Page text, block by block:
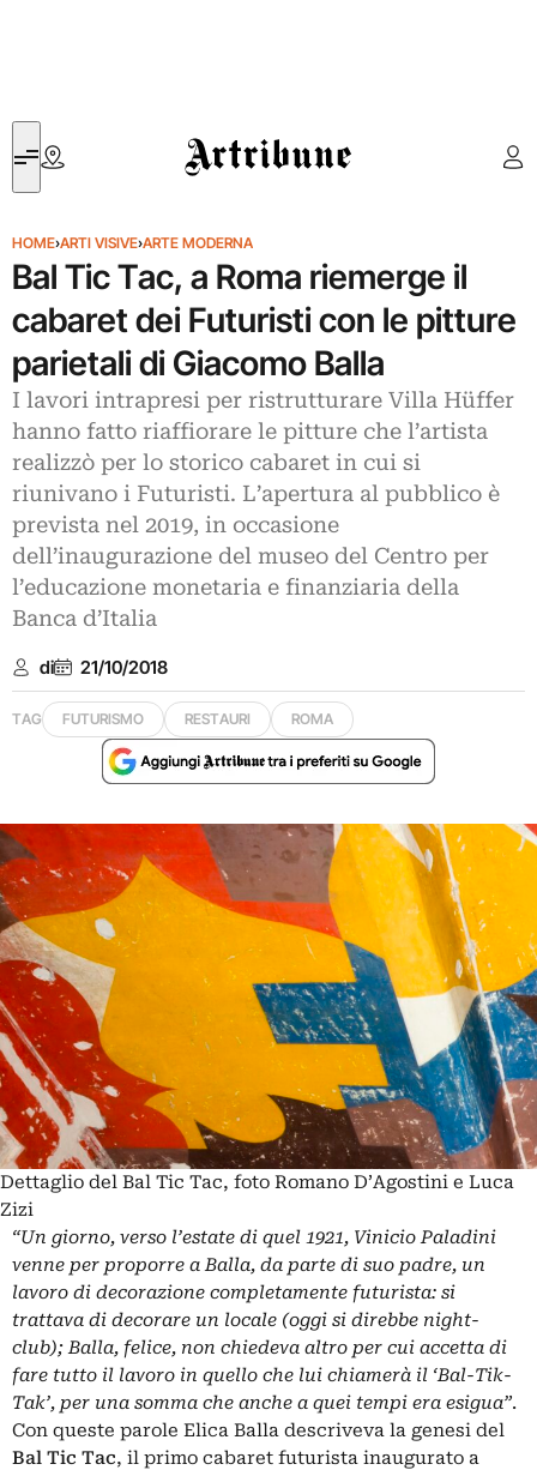
Artribune
HOME›ARTI VISIVE›ARTE MODERNA
Bal Tic Tac, a Roma riemerge il
cabaret dei Futuristi con le pitture
parietali di Giacomo Balla
I lavori intrapresi per ristrutturare Villa Hüffer
hanno fatto riaffiorare le pitture che l’artista
realizzò per lo storico cabaret in cui si
riunivano i Futuristi. L’apertura al pubblico è
prevista nel 2019, in occasione
dell’inaugurazione del museo del Centro per
l’educazione monetaria e finanziaria della
Banca d’Italia
di 21/10/2018
TAG FUTURISMO RESTAURI ROMA
Dettaglio del Bal Tic Tac, foto Romano D’Agostini e Luca
Zizi
“Un giorno, verso l’estate di quel 1921, Vinicio Paladini
venne per proporre a Balla, da parte di suo padre, un
lavoro di decorazione completamente futurista: si
trattava di decorare un locale (oggi si direbbe night-
club); Balla, felice, non chiedeva altro per cui accetta di
fare tutto il lavoro in quello che lui chiamerà il ‘Bal-Tik-
Tak’, per una somma che anche a quei tempi era esigua”.
Con queste parole Elica Balla descriveva la genesi del
Bal Tic Tac, il primo cabaret futurista inaugurato a